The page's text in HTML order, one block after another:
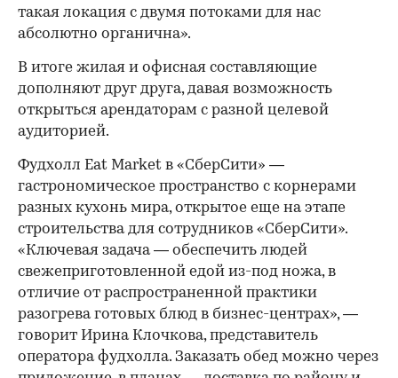
такая локация с двумя потоками для нас
абсолютно органична».
В итоге жилая и офисная составляющие
дополняют друг друга, давая возможность
открыться арендаторам с разной целевой
аудиторией.
Фудхолл Eat Market в «СберСити» —
гастрономическое пространство с корнерами
разных кухонь мира, открытое еще на этапе
строительства для сотрудников «СберСити».
«Ключевая задача — обеспечить людей
свежеприготовленной едой из-под ножа, в
отличие от распространенной практики
разогрева готовых блюд в бизнес-центрах», —
говорит Ирина Клочкова, представитель
оператора фудхолла. Заказать обед можно через